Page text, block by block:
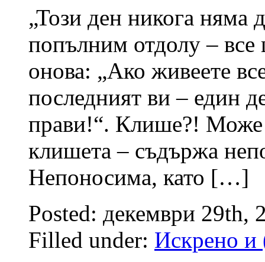
„Този ден никога няма
попълним отдолу –
онова: „Ако живеете
последният ви – един
прави!“. Клише?!
клишета – съдържа
Непоносима, като […]
Posted: декември 29th,
Filled under: Искрено и